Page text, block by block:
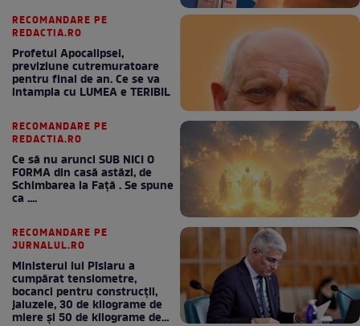
RECOMANDARE PE
REDACTIA.RO
Profetul Apocalipsei,
previziune cutremuratoare
pentru final de an. Ce se va
intampla cu LUMEA e TERIBIL
RECOMANDARE PE
REDACTIA.RO
Ce să nu arunci SUB NICI O
FORMA din casă astăzi, de
Schimbarea la Față . Se spune
ca ....
RECOMANDARE PE
JURNALUL.RO
Ministerul lui Pîslaru a
cumpărat tensiometre,
bocanci pentru construcții,
jaluzele, 30 de kilograme de
miere și 50 de kilograme de